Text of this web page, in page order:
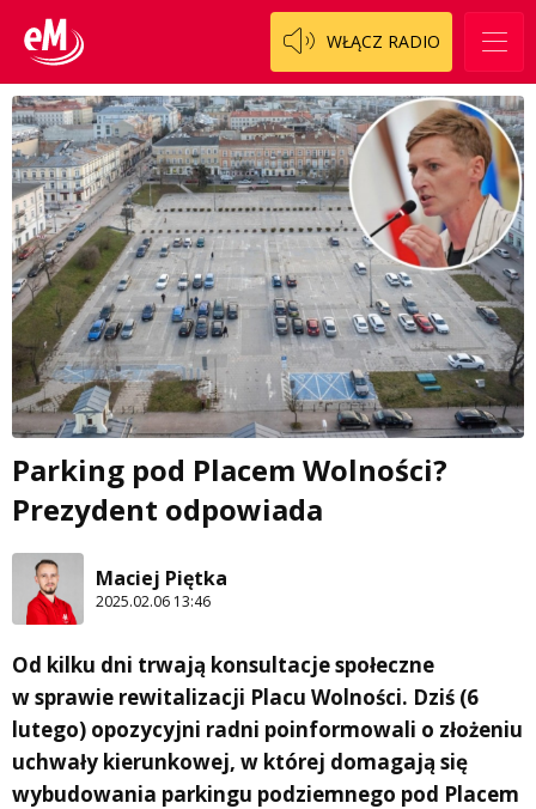
WŁĄCZ RADIO
Parking pod Placem Wolności?
Prezydent odpowiada
Maciej Piętka
2025.02.06 13:46
Od kilku dni trwają konsultacje społeczne
w sprawie rewitalizacji Placu Wolności. Dziś (6
lutego) opozycyjni radni poinformowali o złożeniu
uchwały kierunkowej, w której domagają się
wybudowania parkingu podziemnego pod Placem